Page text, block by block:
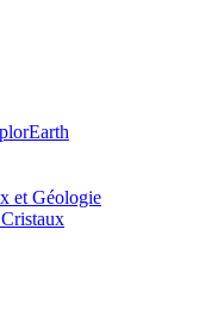
et Géologie